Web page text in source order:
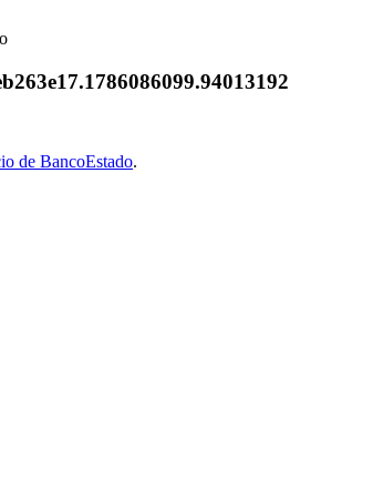
de BancoEstado.